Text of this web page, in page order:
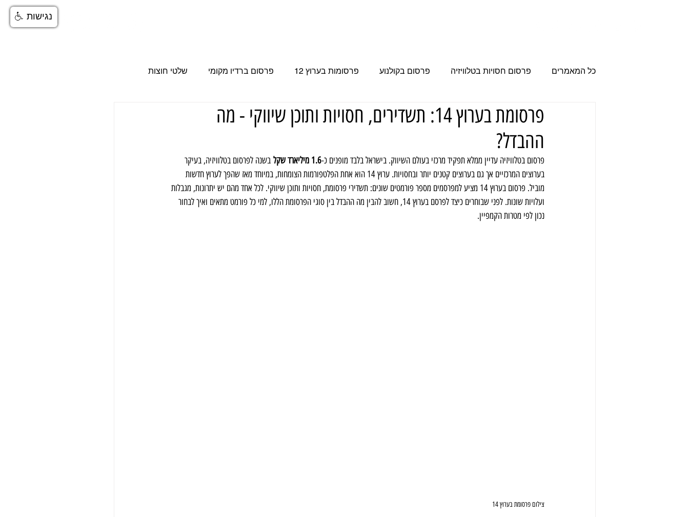
כל המאמרים פרסום חסויות בטלוויזיה פרסום בקולנוע פרסומות בערוץ 12 פרסום ברדיו מקומי שלטי חוצות
פרסום עסקים משרד פרסום פרסום בערוץ 15 עכשיו 14 פרסום בערוץ 14 פרסום ב-ynet
פרסומת בערוץ 14: תשדירים, חסויות ותוכן שיווקי - מה
ההבדל?
פרסום בטלוויזיה עדיין ממלא תפקיד מרכזי בעולם השיווק. בישראל בלבד מופנים כ-1.6 מיליארד שקל
בשנה לפרסום בטלוויזיה, בעיקר
בערוצים המרכזיים אך גם בערוצים קטנים יותר ובחסויות. ערוץ 14 הוא אחת הפלטפורמות הצומחות, במיוחד מאז שהפך לערוץ חדשות
מוביל. פרסום בערוץ 14 מציע למפרסמים מספר פורמטים שונים: תשדירי פרסומת, חסויות ותוכן שיווקי. לכל אחד מהם יש יתרונות, מגבלות
ועלויות שונות. לפני שבוחרים כיצד לפרסם בערוץ 14, חשוב להבין מה ההבדל בין סוגי הפרסומת הללו, למי כל פורמט מתאים ואיך לבחור
נכון לפי מטרות הקמפיין.
צילום פרסומת בערוץ 14
נגישות